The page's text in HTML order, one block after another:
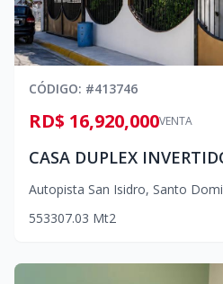
CÓDIGO: #413746
VENTA
RD$ 16,920,000
Autopista San Isidro, Santo
553307.03 Mt2